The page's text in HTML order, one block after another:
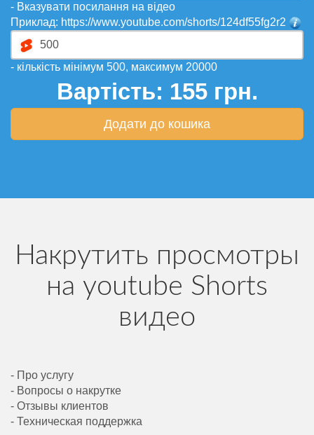
- Вказувати посилання на відео
Приклад: https://www.youtube.com/shorts/124df55fg2r2
- кількість мінімум 500, максимум 20000
Вартість: 155грн.
Додати до кошика
Накрутить просмотры
на youtube Shorts
видео
- Про услугу
- Вопросы о накрутке
- Отзывы клиентов
- Техническая поддержка